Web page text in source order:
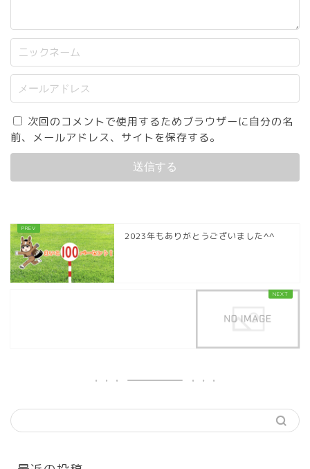
次回のコメントで使用するためブラウザーに自分の名
前、メールアドレス、サイトを保存する。
2023年もありがとうございました^^